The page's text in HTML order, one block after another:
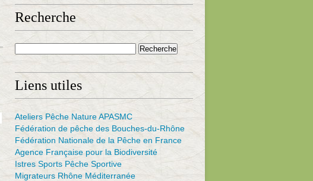
Recherche
Liens utiles
Ateliers Pêche Nature APASMC
Fédération de pêche des Bouches-du-Rhône
Fédération Nationale de la Pêche en France
Agence Française pour la Biodiversité
Istres Sports Pêche Sportive
Migrateurs Rhône Méditerranée